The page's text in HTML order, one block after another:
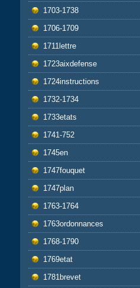
1703-1738
1706-1709
1711lettre
1723aixdefense
1724instructions
1732-1734
1733etats
1741-752
1745en
1747fouquet
1747plan
1763-1764
1763ordonnances
1768-1790
1769etat
1781brevet